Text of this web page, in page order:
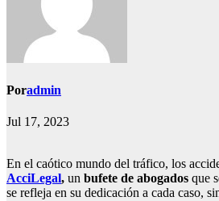
Poradmin
Jul 17, 2023
En el caótico mundo del tráfico, los
AcciLegal, un bufete de abogados que
se refleja en su dedicación a cada caso,